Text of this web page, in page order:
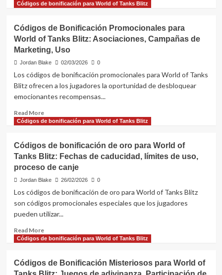
ganar,
Elegibilidad
more
de
Bonificación
de
Feedback
World
of
Tanks
Encuestas
a
Recompensas,
Participación
Códigos de bonificación para World of Tanks Blitz
Códigos de Bonificación Promocionales para
World of Tanks Blitz: Asociaciones, Campañas de
Marketing, Uso
Jordan Blake 02/03/2026 0
Los códigos de bonificación promocionales para World of Tanks
Blitz ofrecen a los jugadores la oportunidad de desbloquear
emocionantes recompensas...
Read MoreRead
more
de
Bonificación
Promocionales
para
of
Tanks
Blitz:
Campañas
de
Uso
Códigos de bonificación para World of Tanks Blitz
Códigos de bonificación de oro para World of
Tanks Blitz: Fechas de caducidad, límites de uso,
proceso de canje
Jordan Blake 26/02/2026 0
Los códigos de bonificación de oro para World of Tanks Blitz
son códigos promocionales especiales que los jugadores
pueden utilizar...
Read MoreRead
more
de
Códigos de bonificación para World of Tanks Blitz
Códigos de Bonificación Misteriosos para World of